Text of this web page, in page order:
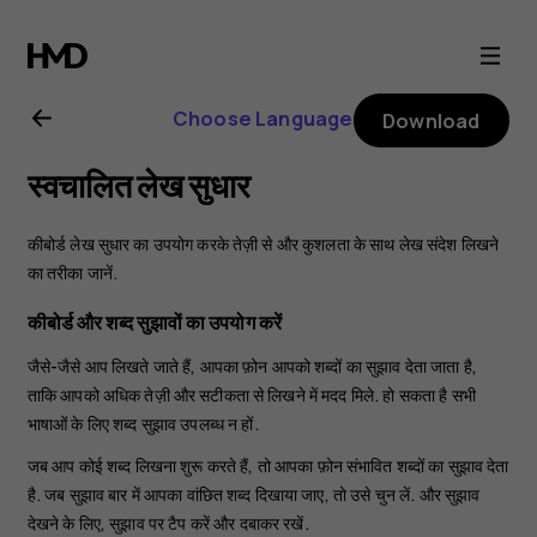
Nokia
6.2
user
guide
Choose Language Download
स्वचालित लेख सुधार
कीबोर्ड लेख सुधार का उपयोग करके तेज़ी से और कुशलता के साथ लेख संदेश लिखने
का तरीका जानें.
कीबोर्ड और शब्द सुझावों का उपयोग करें
जैसे-जैसे आप लिखते जाते हैं, आपका फ़ोन आपको शब्दों का सुझाव देता जाता है,
ताकि आपको अधिक तेज़ी और सटीकता से लिखने में मदद मिले. हो सकता है सभी
भाषाओं के लिए शब्द सुझाव उपलब्ध न हों.
जब आप कोई शब्द लिखना शुरू करते हैं, तो आपका फ़ोन संभावित शब्दों का सुझाव देता
है. जब सुझाव बार में आपका वांछित शब्द दिखाया जाए, तो उसे चुन लें. और सुझाव
देखने के लिए, सुझाव पर टैप करें और दबाकर रखें.